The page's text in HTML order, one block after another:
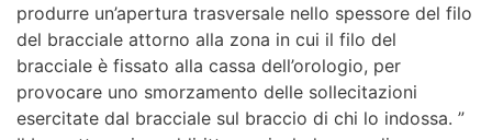
produrre un’apertura trasversale nello spessore del filo
del bracciale attorno alla zona in cui il filo del
bracciale è fissato alla cassa dell’orologio, per
provocare uno smorzamento delle sollecitazioni
esercitate dal bracciale sul braccio di chi lo indossa. ”